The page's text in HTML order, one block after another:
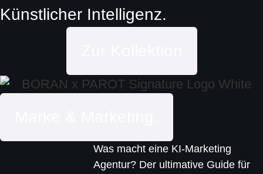
Künstlicher Intelligenz.
Was macht eine KI-Marketing
Agentur? Der ultimative Guide für